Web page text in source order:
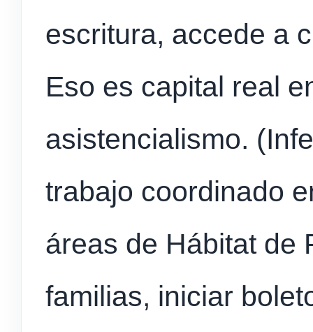
escritura, accede a
Eso es capital real
asistencialismo.
trabajo coordinado
áreas de Hábitat de
familias, iniciar